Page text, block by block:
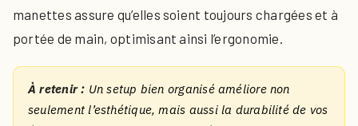
manettes assure qu’elles soient toujours chargées et à
portée de main, optimisant ainsi l’ergonomie.
À retenir : Un setup bien organisé améliore non
seulement l’esthétique, mais aussi la durabilité de vos